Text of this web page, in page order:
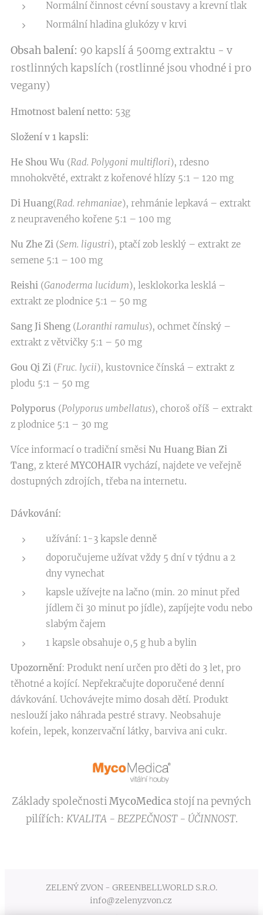
Normální činnost cévní soustavy a krevní tlak
Normální hladina glukózy v krvi
Obsah balení: 90 kapslí á 500mg extraktu - v
rostlinných kapslích (rostlinné jsou vhodné i pro
vegany)
Hmotnost balení netto: 53g
Složení v 1 kapsli:
He Shou Wu (Rad. Polygoni multiflori), rdesno
mnohokvěté, extrakt z kořenové hlízy 5:1 – 120 mg
Di Huang(Rad. rehmaniae), rehmánie lepkavá – extrakt
z neupraveného kořene 5:1 – 100 mg
Nu Zhe Zi (Sem. ligustri), ptačí zob lesklý – extrakt ze
semene 5:1 – 100 mg
Reishi (Ganoderma lucidum), lesklokorka lesklá –
extrakt ze plodnice 5:1 – 50 mg
Sang Ji Sheng (Loranthi ramulus), ochmet čínský –
extrakt z větvičky 5:1 – 50 mg
Gou Qi Zi (Fruc. lycii), kustovnice čínská – extrakt z
plodu 5:1 – 50 mg
Polyporus (Polyporus umbellatus), choroš oříš – extrakt
z plodnice 5:1 – 30 mg
Více informací o tradiční směsi Nu Huang Bian Zi
Tang, z které MYCOHAIR vychází, najdete ve veřejně
dostupných zdrojích, třeba na internetu.
Dávkování:
užívání: 1-3 kapsle denně
doporučujeme užívat vždy 5 dní v týdnu a 2
dny vynechat
kapsle užívejte na lačno (min. 20 minut před
jídlem či 30 minut po jídle), zapíjejte vodu nebo
slabým čajem
1 kapsle obsahuje 0,5 g hub a bylin
Upozornění: Produkt není určen pro děti do 3 let, pro
těhotné a kojící. Nepřekračujte doporučené denní
dávkování. Uchovávejte mimo dosah dětí. Produkt
neslouží jako náhrada pestré stravy. Neobsahuje
kofein, lepek, konzervační látky, barviva ani cukr.
Základy společnostiMycoMedica stojí na pevných
pilířích: KVALITA - BEZPEČNOST - ÚČINNOST.
ZELENÝ ZVON - GREENBELLWORLD S.R.O.
info@zelenyzvon.cz